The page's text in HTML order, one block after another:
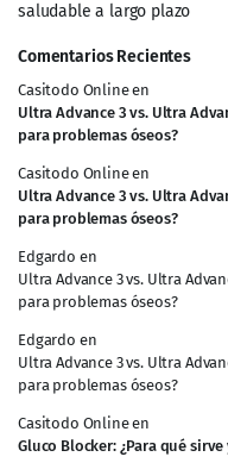
saludable a largo plazo
Comentarios Recientes
Casitodo Onlineen
Ultra Advance 3 vs. Ultra
para problemas óseos?
Casitodo Onlineen
Ultra Advance 3 vs. Ultra
para problemas óseos?
Edgardo en
Ultra Advance 3 vs. Ultra
para problemas óseos?
Edgardo en
Ultra Advance 3 vs. Ultra
para problemas óseos?
Casitodo Onlineen
Gluco Blocker: ¿Para qué